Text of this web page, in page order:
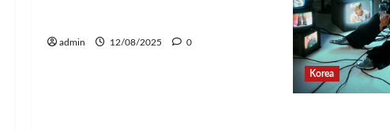
admin 12/08/2025 0
Korea